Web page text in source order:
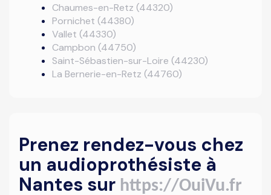
Chaumes-en-Retz (44320)
Pornichet (44380)
Vallet (44330)
Campbon (44750)
Saint-Sébastien-sur-Loire (44230)
La Bernerie-en-Retz (44760)
Prenez rendez-vous chez
un audioprothésiste à
Nantes sur https://OuiVu.fr